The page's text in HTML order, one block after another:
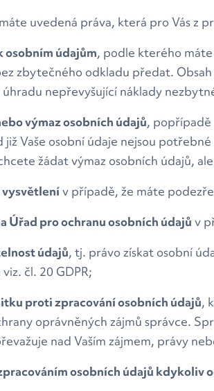
uvedená práva, která pro Vás z
osobním údajům, podle kterého
zbytečného odkladu předat.
nepřevyšující náklady
výmaz osobních údajů, popřípadě
již Vaše osobní údaje nejsou
žádat výmaz osobních údajů,
vysvětlenív případě, že máte
Úřad pro ochranu osobních údajů v
údajů, tj. právo získat osobní
čl. 20 GDPR;
proti zpracování osobních údajů,
oprávněných zájmů správce.
nad Vaším zájmem, právy
osobních údajů kdykoliv